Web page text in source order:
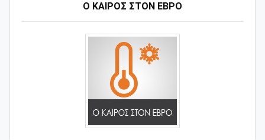
Ο ΚΑΙΡΟΣ ΣΤΟΝ ΕΒΡΟ